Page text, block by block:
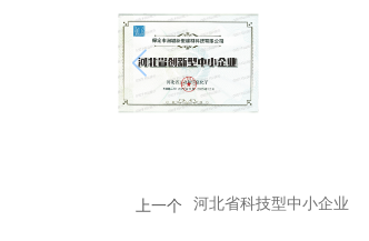
上一个 河北省科技型中小企业